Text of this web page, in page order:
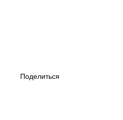
Поделиться